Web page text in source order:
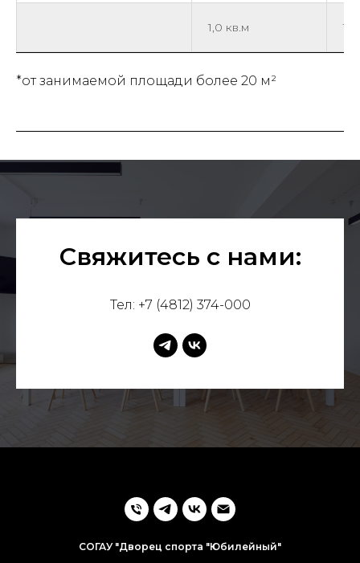
1,0 кв.м 1
*от занимаемой площади более 20 м²
Свяжитесь с нами:
Тел: +7 (4812) 374-000
СОГАУ "Дворец спорта "Юбилейный"